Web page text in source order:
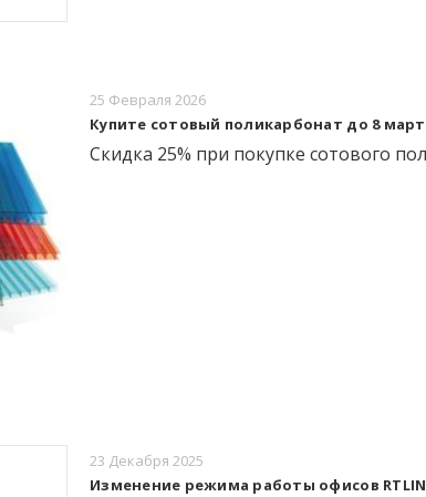
25 Февраля 2026
Купите сотовый поликарбонат до 8
Скидка 25% при покупке сотового
23 Декабря 2025
Изменение режима работы офисов